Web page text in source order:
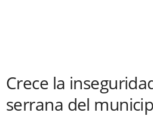
Crece la
serrana del